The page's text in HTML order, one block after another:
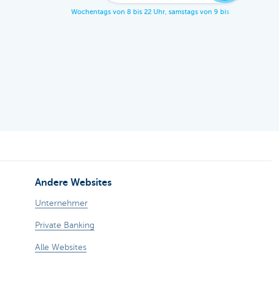
Andere Websites
Unternehmer
Private Banking
Alle Websites
Wochentags von 8 bis 22 Uhr, samstags von 9 bis